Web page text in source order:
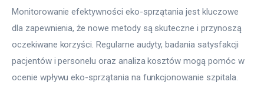
Monitorowanie efektywności eko-sprzątania jest kluczowe
dla zapewnienia, że nowe metody są skuteczne i przynoszą
oczekiwane korzyści. Regularne audyty, badania satysfakcji
pacjentów i personelu oraz analiza kosztów mogą pomóc w
ocenie wpływu eko-sprzątania na funkcjonowanie szpitala.